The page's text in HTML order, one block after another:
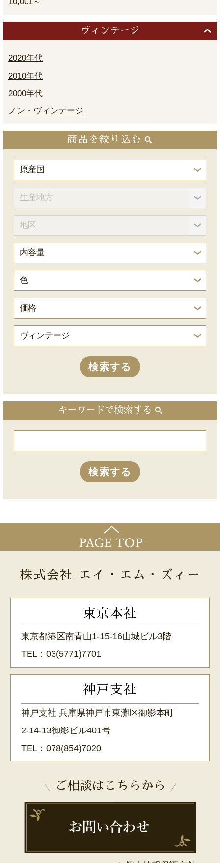
ヴィンテージ
2020年代
2010年代
2000年代
ノン・ヴィンテージ
商品を絞り込む
キーワードで検索する
株式会社 エイ・エム・ズィー
東京本社
東京都港区南青山1-15-16山城ビル3階
TEL：03(5771)7701
神戸支社
神戸支社 兵庫県神戸市東灘区御影本町
2-14-13御影ビル401号
TEL：078(854)7020
ご相談はこちらから